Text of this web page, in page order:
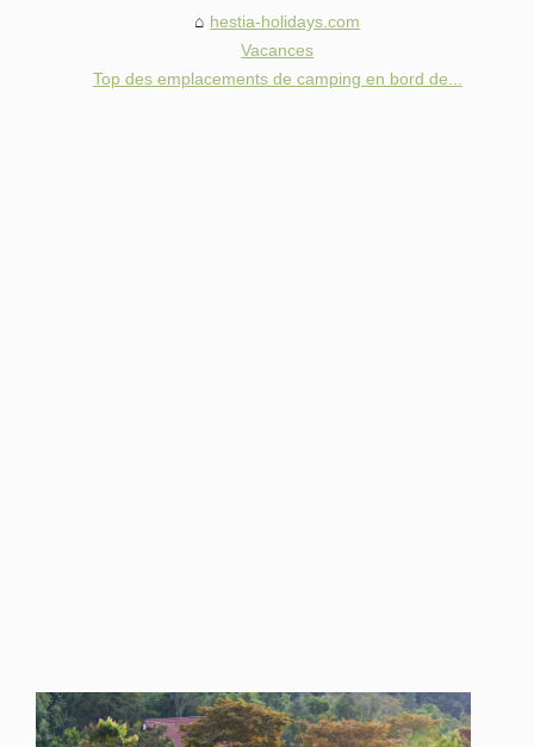
hestia-holidays.com
Vacances
Top des emplacements de camping en bord de...